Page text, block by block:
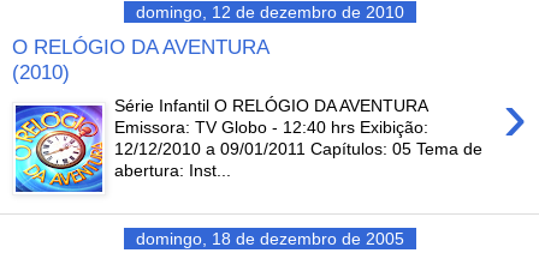
domingo, 12 de dezembro de 2010
O RELÓGIO DA AVENTURA
(2010)
›
Série Infantil O RELÓGIO DA AVENTURA
Emissora: TV Globo - 12:40 hrs Exibição:
12/12/2010 a 09/01/2011 Capítulos: 05 Tema de
abertura: Inst...
domingo, 18 de dezembro de 2005